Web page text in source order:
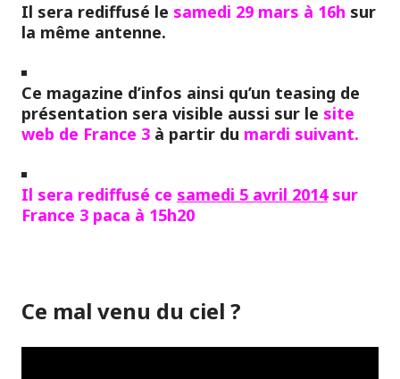
Il sera rediffusé le samedi 29 mars à 16h sur
la même antenne.
Ce magazine d’infos ainsi qu’un teasing de
présentation sera visible aussi sur le site
web de France 3 à partir du mardi suivant.
Il sera rediffusé ce samedi 5 avril 2014sur
France 3 paca à 15h20
Ce mal venu du ciel ?